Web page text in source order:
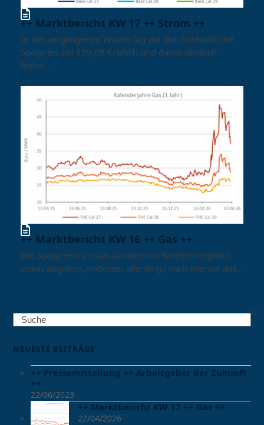
++ Marktbericht KW 17 ++ Strom ++
In der vergangenen Woche lag der durchschnittliche
Spotpreis bei 109,09 €/MWh und damit deutlich
fester…
++ Marktbericht KW 16 ++ Gas ++
Die Spotpreise im Gas konnten im Wochenvergleich
etwas abgeben, notierten allerdings nach wie vor auf…
Search
NEUESTE BEITRÄGE
++ Pressemitteilung ++ Arbeitgeber der Zukunft
++
22/06/2023
++ Marktbericht KW 17 ++ Gas ++
22/04/2026